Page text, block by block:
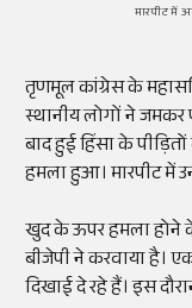
मारपीट में
तृणमूल कांग्रेस के
स्थानीय लोगों ने जमकर
बाद हुई हिंसा के
हमला हुआ। मारपीट में
खुद के ऊपर हमला होने
बीजेपी ने करवाया है।
दिखाई दे रहे हैं। इस